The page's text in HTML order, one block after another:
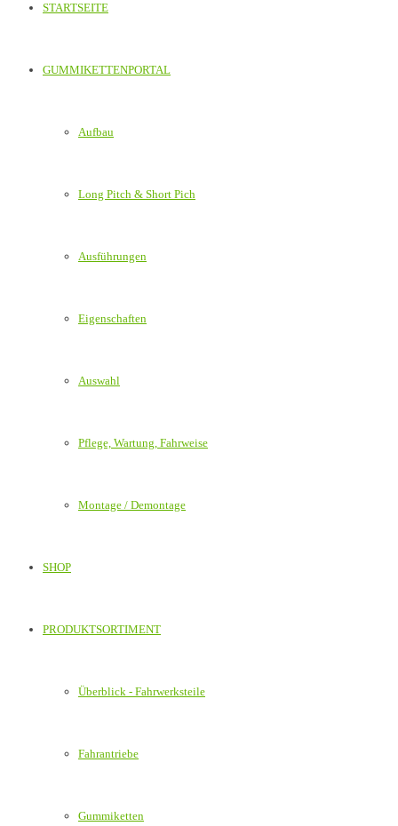
STARTSEITE
GUMMIKETTENPORTAL
Aufbau
Long Pitch & Short Pich
Ausführungen
Eigenschaften
Auswahl
Pflege, Wartung, Fahrweise
Montage / Demontage
SHOP
PRODUKTSORTIMENT
Überblick - Fahrwerksteile
Fahrantriebe
Gummiketten